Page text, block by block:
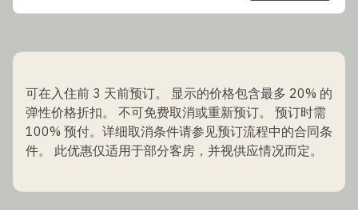
可在入住前 3 天前预订。 显示的价格包含最多 20% 的
弹性价格折扣。 不可免费取消或重新预订。 预订时需
100% 预付。详细取消条件请参见预订流程中的合同条
件。 此优惠仅适用于部分客房，并视供应情况而定。